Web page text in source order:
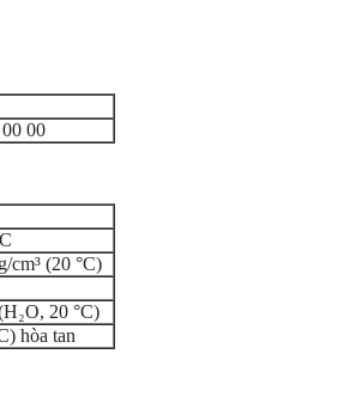
00
cm³ (20 °C)
20 °C)
hòa tan